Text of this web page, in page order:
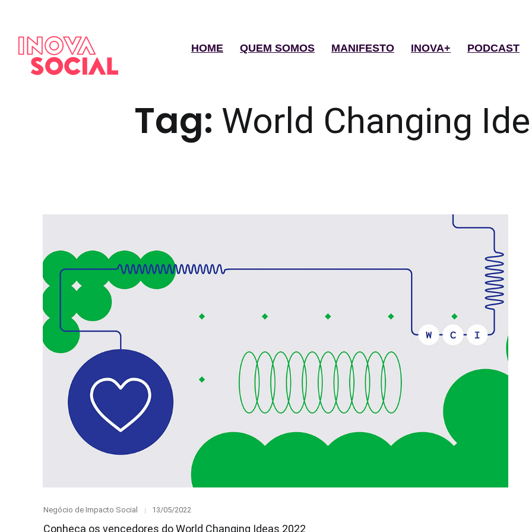
HOME QUEM SOMOS MANIFESTO INOVA+ PODCAST
Tag: World Changing
Category
Negócio de Impacto Social
Posted
13/05/2022
Conheça os vencedores do World Changing Ideas 2022